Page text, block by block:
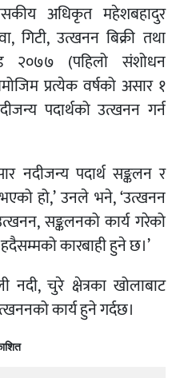
अधिकृत महेशबहादुर
गिटी, उत्खनन बिक्री तथा
२०७७ (पहिलो संशोधन
प्रत्येक वर्षको असार १
पदार्थको उत्खनन गर्न
नदीजन्य पदार्थ सङ्कलन र
हो,’ उनले भने, ‘उत्खनन
सङ्कलनको कार्य गरेको
कारबाही हुने छ।’
नदी, चुरे क्षेत्रका खोलाबाट
कार्य हुने गर्दछ।